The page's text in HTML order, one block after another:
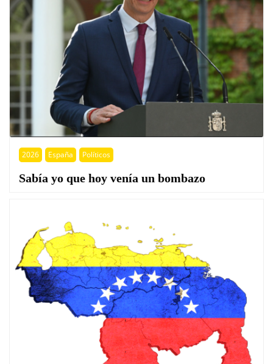
2026 España Políticos
Sabía yo que hoy venía un bombazo